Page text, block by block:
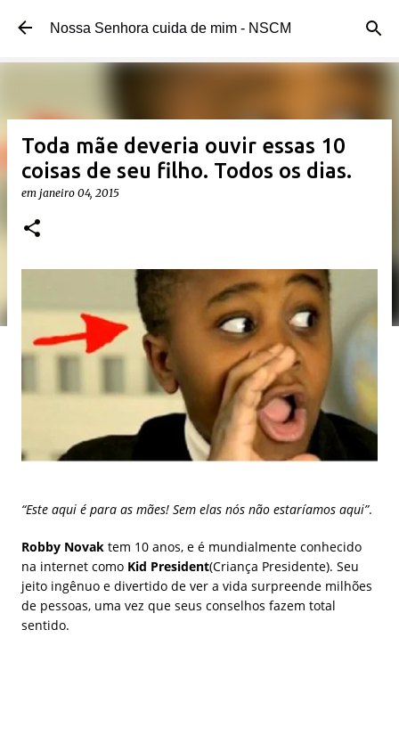
Pular para o conteúdo principal
Nossa Senhora cuida de mim - NSCM
Toda mãe deveria ouvir essas 10
coisas de seu filho. Todos os dias.
em janeiro 04, 2015
“Este aqui é para as mães! Sem elas nós não estaríamos aqui”.
Robby Novak tem 10 anos, e é mundialmente conhecido
na internet como Kid President(Criança Presidente). Seu
jeito ingênuo e divertido de ver a vida surpreende milhões
de pessoas, uma vez que seus conselhos fazem total
sentido.